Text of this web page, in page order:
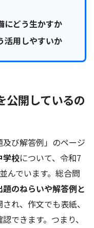
にどう生かすか
活用しやすいか
公開しているの
び解答例」のページ
学校について、令和7
んでいます。総合問
のねらいや解答例と
れ、作文でも表紙、
できます。つまり、